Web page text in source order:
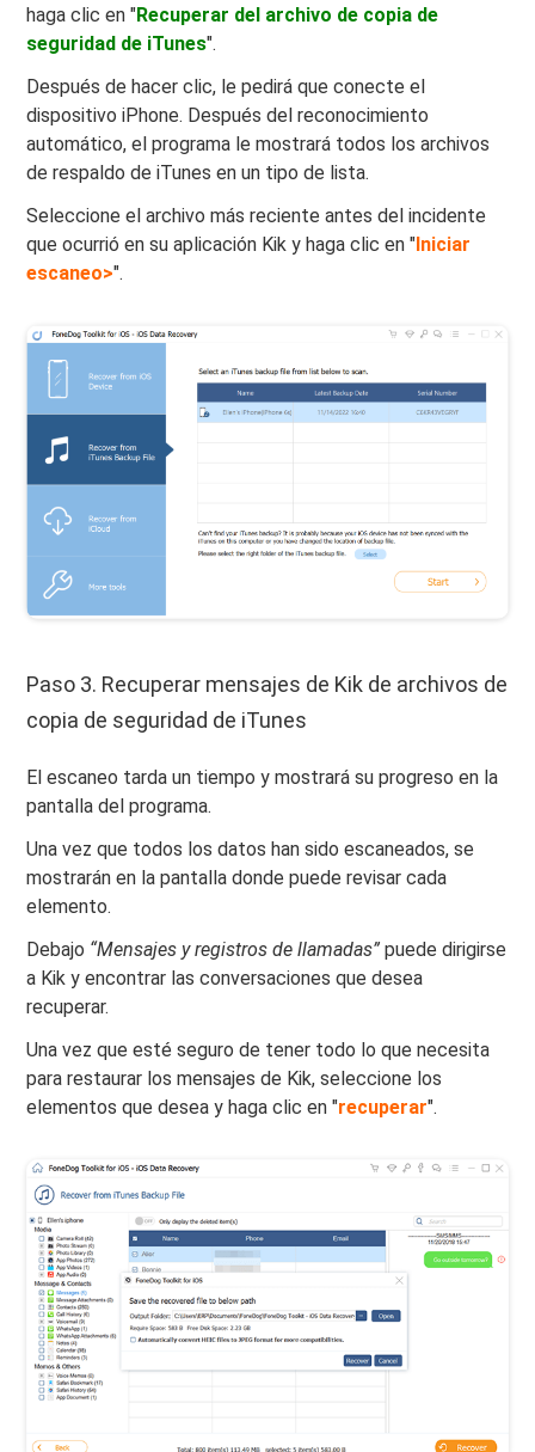
haga clic en "Recuperar del archivo de copia de
seguridad de iTunes".
Después de hacer clic, le pedirá que conecte el
dispositivo iPhone. Después del reconocimiento
automático, el programa le mostrará todos los archivos
de respaldo de iTunes en un tipo de lista.
Seleccione el archivo más reciente antes del incidente
que ocurrió en su aplicación Kik y haga clic en " Iniciar
escaneo>".
Paso 3. Recuperar mensajes de Kik de archivos de
copia de seguridad de iTunes
El escaneo tarda un tiempo y mostrará su progreso en la
pantalla del programa.
Una vez que todos los datos han sido escaneados, se
mostrarán en la pantalla donde puede revisar cada
elemento.
Debajo “Mensajes y registros de llamadas” puede dirigirse
a Kik y encontrar las conversaciones que desea
recuperar.
Una vez que esté seguro de tener todo lo que necesita
para restaurar los mensajes de Kik, seleccione los
elementos que desea y haga clic en "recuperar".